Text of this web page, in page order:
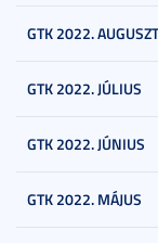
GTK 2022.
GTK 2022. JÚLIUS
GTK 2022. JÚNIUS
GTK 2022. MÁJUS